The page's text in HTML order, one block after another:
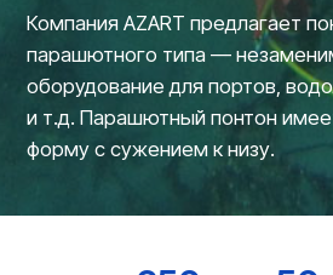
Для каких компаний и
отраслей подходит